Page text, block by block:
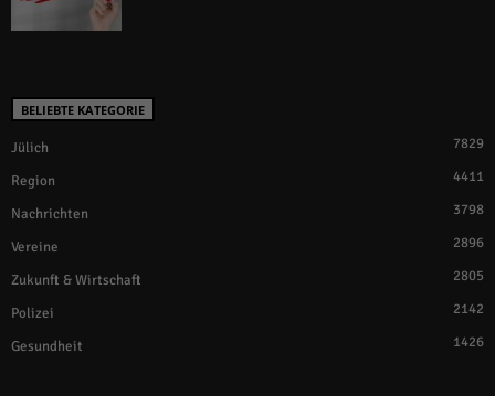
BELIEBTE KATEGORIE
Jülich 7829
Region 4411
Nachrichten 3798
Vereine 2896
Zukunft & Wirtschaft 2805
Polizei 2142
Gesundheit 1426